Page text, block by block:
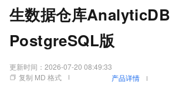
生数据仓库AnalyticDB
PostgreSQL版
更新时间： 2026-07-20 08:49:33
复制 MD 格式
产品详情